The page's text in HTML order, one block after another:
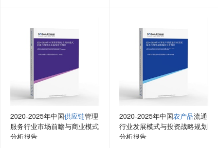
2020-2025年中国供应链管理
服务行业市场前瞻与商业模式
分析报告
2020-2025年中国农产品流通
行业发展模式与投资战略规划
分析报告